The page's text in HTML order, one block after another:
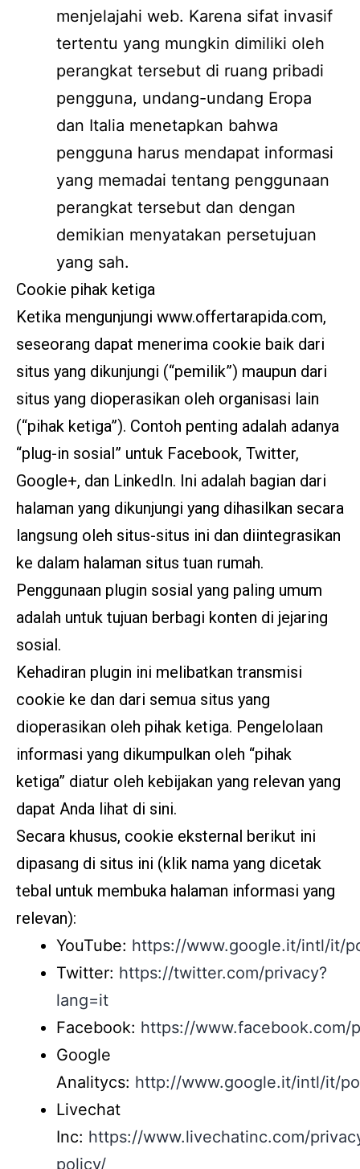
menjelajahi web. Karena sifat invasif
tertentu yang mungkin dimiliki oleh
perangkat tersebut di ruang pribadi
pengguna, undang-undang Eropa
dan Italia menetapkan bahwa
pengguna harus mendapat informasi
yang memadai tentang penggunaan
perangkat tersebut dan dengan
demikian menyatakan persetujuan
yang sah.
Cookie pihak ketiga
Ketika mengunjungi www.offertarapida.com,
seseorang dapat menerima cookie baik dari
situs yang dikunjungi (“pemilik”) maupun dari
situs yang dioperasikan oleh organisasi lain
(“pihak ketiga”). Contoh penting adalah adanya
“plug-in sosial” untuk Facebook, Twitter,
Google+, dan LinkedIn. Ini adalah bagian dari
halaman yang dikunjungi yang dihasilkan secara
langsung oleh situs-situs ini dan diintegrasikan
ke dalam halaman situs tuan rumah.
Penggunaan plugin sosial yang paling umum
adalah untuk tujuan berbagi konten di jejaring
sosial.
Kehadiran plugin ini melibatkan transmisi
cookie ke dan dari semua situs yang
dioperasikan oleh pihak ketiga. Pengelolaan
informasi yang dikumpulkan oleh “pihak
ketiga” diatur oleh kebijakan yang relevan yang
dapat Anda lihat di sini.
Secara khusus, cookie eksternal berikut ini
dipasang di situs ini (klik nama yang dicetak
tebal untuk membuka halaman informasi yang
relevan):
YouTube: https://www.google.it/intl/it/
Twitter: https://twitter.com/privacy?
lang=it
Facebook: https://www.facebook.com/
Google
Analitycs: http://www.google.it/intl/it/
Livechat
Inc: https://www.livechatinc.com/
policy/